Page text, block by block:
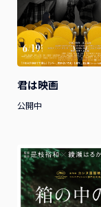
君は映画
公開中